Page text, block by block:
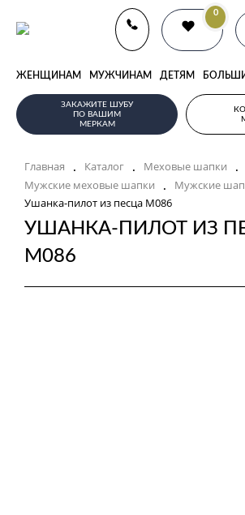
0
ЖЕНЩИНАМ МУЖЧИНАМ ДЕТЯМ
ЗАКАЖИТЕ ШУБУ
ПО ВАШИМ
МЕРКАМ
Главная . Каталог . Меховые шапки .
Мужские меховые шапки . Мужские
Ушанка-пилот из песца M086
УШАНКА-ПИЛОТ ИЗ
M086